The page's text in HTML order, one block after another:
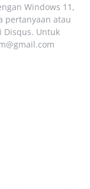
Windows 11,
pertanyaan atau
Disqus. Untuk